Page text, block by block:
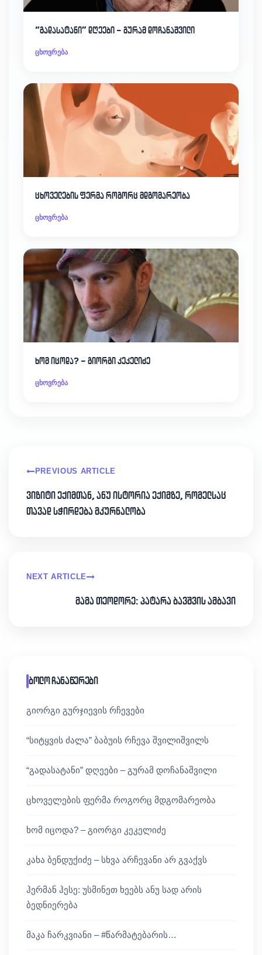
“გადასატანი” დღეები – გურამ დოჩანაშვილი
ცხოვრება
ცხოველების ფერმა როგორც მდგომარეობა
ცხოვრება
ხომ იცოდა? – გიორგი კეკელიძე
ცხოვრება
PREVIOUS ARTICLE
ვიზიტი ექიმთან, ანუ ისტორია ექიმზე, რომელსაც
თავად სჭირდება მკურნალობა
NEXT ARTICLE
მამა თეოდორე: პატარა ბავშვის ამბავი
ბოლო ჩანაწერები
გიორგი გურჯიევის რჩევები
“სიტყვის ძალა” ბაბუის რჩევა შვილიშვილს
“გადასატანი” დღეები – გურამ დოჩანაშვილი
ცხოველების ფერმა როგორც მდგომარეობა
ხომ იცოდა? – გიორგი კეკელიძე
კახა ბენდუქიძე – სხვა არჩევანი არ გვაქვს
ჰერმან ჰესე: უსმინეთ ხეებს ანუ სად არის
ბედნიერება
მაკა ჩარკვიანი – #წარმატებარის…